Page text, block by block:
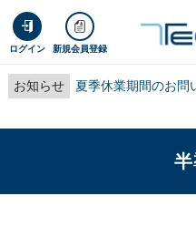
ログイン 新規会員登録
お知らせ 夏季休業期間のお問